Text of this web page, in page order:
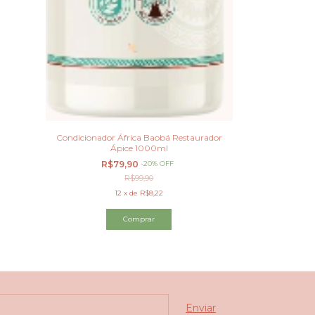
Condicionador África Baobá Restaurador
Ápice 1000ml
R$79,90-20%OFF
R$99,90
12 xde R$8,22